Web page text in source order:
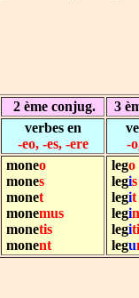
2 ème conjug.
3
verbes en
-eo, -es, -ere
-
moneo
mones
monet
monemus
monetis
monent
lego
legis
legit
legi
legi
legu